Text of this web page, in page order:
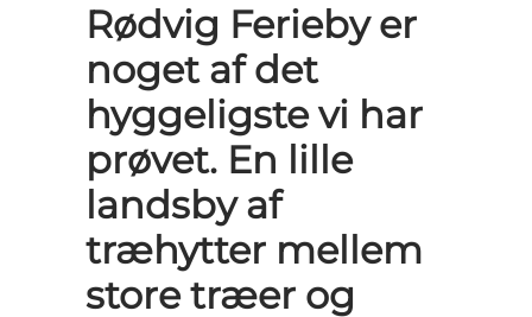
Rødvig Ferieby er
noget af det
hyggeligste vi har
prøvet. En lille
landsby af
træhytter mellem
store træer og